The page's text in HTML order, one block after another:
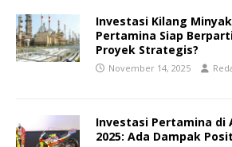
Investasi Kilang
Pertamina Siap
Proyek Strategis?
November 14, 2025
Investasi Pertamina di
2025: Ada Dampak